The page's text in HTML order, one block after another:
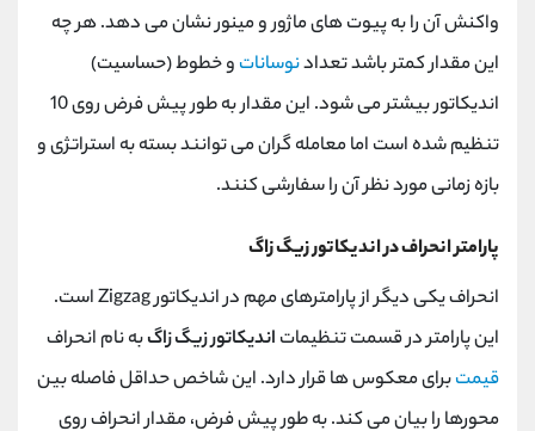
واکنش آن را به پیوت های ماژور و مینور نشان می دهد. هر چه
این مقدار کمتر باشد تعدادنوسانات و خطوط (حساسیت)
اندیکاتور بیشتر می شود. این مقدار به طور پیش فرض روی 10
تنظیم شده است اما معامله گران می توانند بسته به استراتژی و
بازه زمانی مورد نظر آن را سفارشی کنند.
پارامتر انحراف در اندیکاتور زیگ زاگ
انحراف یکی دیگر از پارامترهای مهم در اندیکاتور Zigzag است.
این پارامتر در قسمت تنظیمات اندیکاتور زیگ زاگبه نام انحراف
قیمتبرای معکوس ها قرار دارد. این شاخص حداقل فاصله بین
محورها را بیان می کند. به طور پیش فرض، مقدار انحراف روی